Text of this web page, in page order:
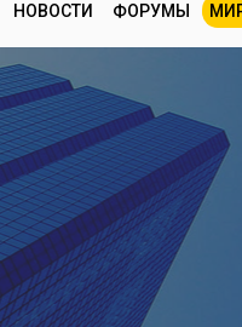
НОВОСТИ ФОРУМЫ